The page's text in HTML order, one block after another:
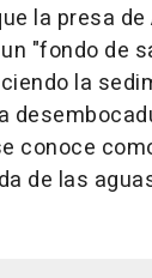
la presa
"fondo de
la
conoce
de las